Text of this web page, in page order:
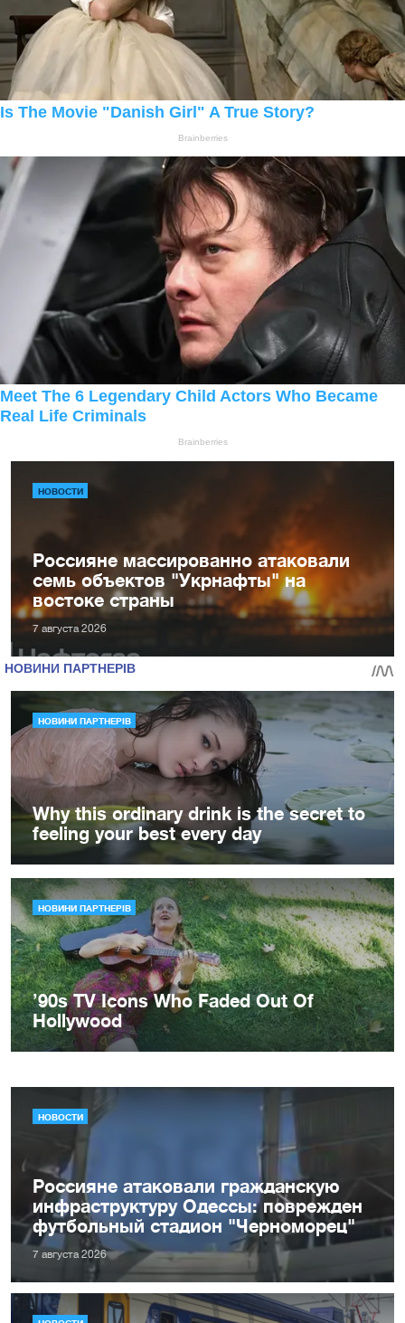
НОВОСТИ
Россияне массированно атаковали
семь объектов "Укрнафты" на
востоке страны
7 августа 2026
НОВОСТИ
Россияне атаковали гражданскую
инфраструктуру Одессы: поврежден
футбольный стадион "Черноморец"
7 августа 2026